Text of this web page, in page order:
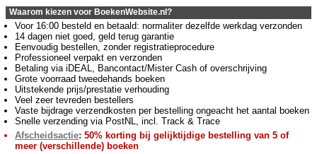
Waarom kiezen voor BoekenWebsite.nl?
Voor 16:00 besteld en betaald: normaliter dezelfde werkdag verzonden
14 dagen niet goed, geld terug garantie
Eenvoudig bestellen, zonder registratieprocedure
Professioneel verpakt en verzonden
Betaling via iDEAL, Bancontact/Mister Cash of overschrijving
Grote voorraad tweedehands boeken
Uitstekende prijs/prestatie verhouding
Veel zeer tevreden bestellers
Vaste bijdrage verzendkosten per bestelling ongeacht het aantal boeken
Snelle verzending via PostNL, incl. Track & Trace
Afscheidsactie: 50% korting bij gelijktijdige bestelling van 5 of
meer (verschillende) boeken